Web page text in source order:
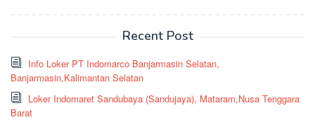
Recent Post
Info Loker PT Indomarco Banjarmasin Selatan,
Banjarmasin,Kalimantan Selatan
Loker Indomaret Sandubaya (Sandujaya), Mataram,Nusa Tenggara
Barat